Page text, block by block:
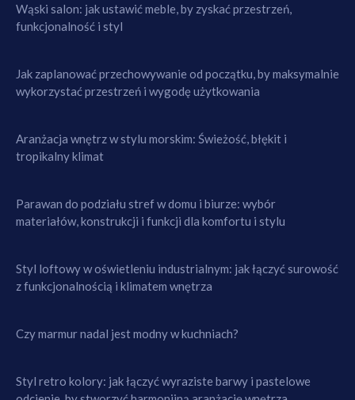
Wąski salon: jak ustawić meble, by zyskać przestrzeń,
funkcjonalność i styl
Jak zaplanować przechowywanie od początku, by maksymalnie
wykorzystać przestrzeń i wygodę użytkowania
Aranżacja wnętrz w stylu morskim: Świeżość, błękit i
tropikalny klimat
Parawan do podziału stref w domu i biurze: wybór
materiałów, konstrukcji i funkcji dla komfortu i stylu
Styl loftowy w oświetleniu industrialnym: jak łączyć surowość
z funkcjonalnością i klimatem wnętrza
Czy marmur nadal jest modny w kuchniach?
Styl retro kolory: jak łączyć wyraziste barwy i pastelowe